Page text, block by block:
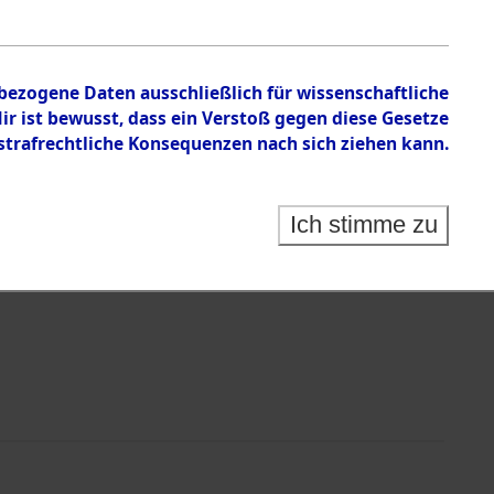
Daten ausschließlich für wissenschaftliche
bewusst, dass ein Verstoß gegen diese Gesetze
Konsequenzen nach sich ziehen kann.
Ich stimme zu